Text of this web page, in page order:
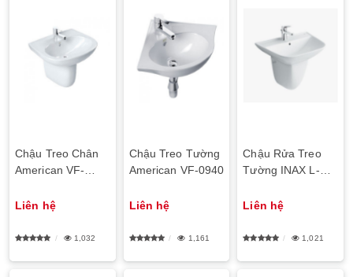
Chậu Treo Chân
American VF-
CODIE
Liên hệ
1,032
Chậu Treo Tường
American VF-0940
Liên hệ
1,161
Chậu Rửa Treo
Tường INAX L-
Liên hệ
1,021